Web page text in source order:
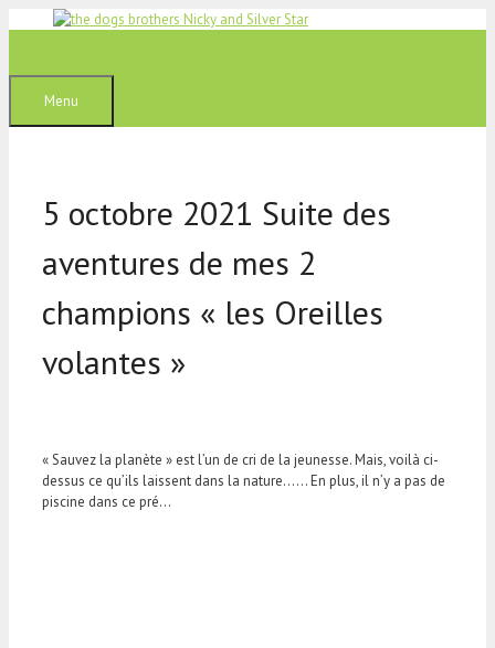
Menu
5 octobre 2021 Suite des
aventures de mes 2
champions « les Oreilles
volantes »
« Sauvez la planète » est l’un de cri de la jeunesse. Mais, voilà ci-
dessus ce qu’ils laissent dans la nature…… En plus, il n’y a pas de
piscine dans ce pré…